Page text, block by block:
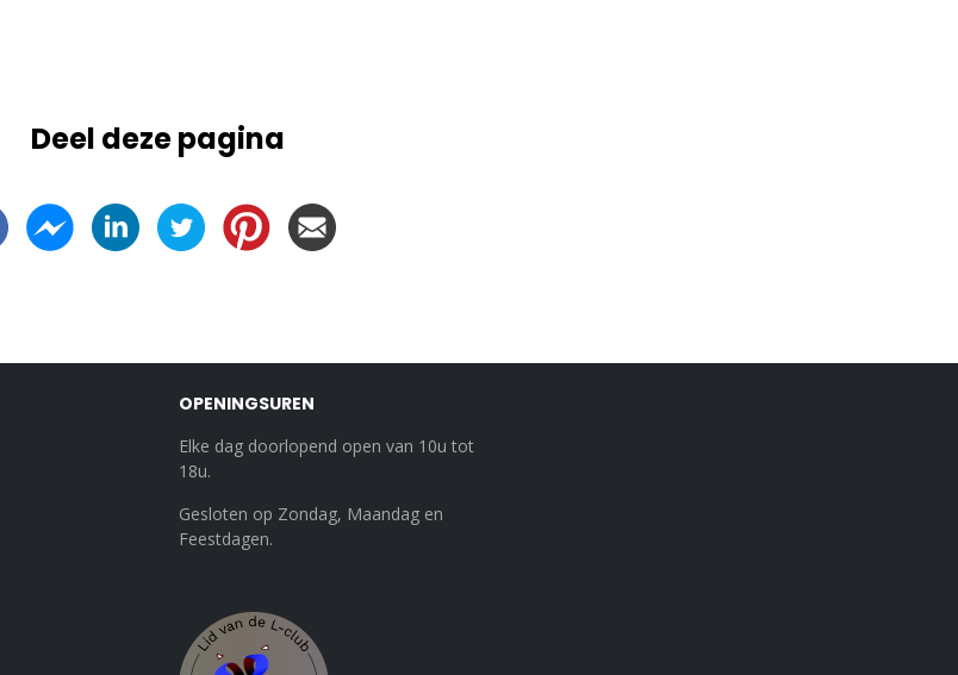
Deel deze pagina
OPENINGSUREN
Elke dag doorlopend open van 10u tot
18u.
Gesloten op Zondag, Maandag en
Feestdagen.